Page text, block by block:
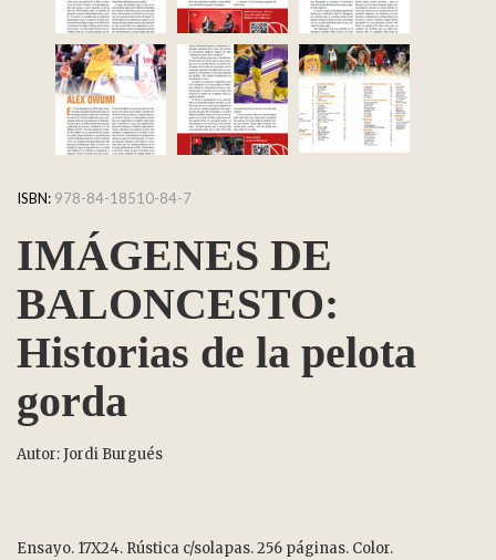
ISBN: 978-84-18510-84-7
IMÁGENES DE
BALONCESTO:
Historias de la pelota
gorda
Autor: Jordi Burgués
Ensayo. 17X24. Rústica c/solapas. 256 páginas. Color.